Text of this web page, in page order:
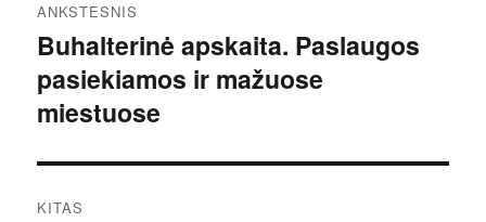
tarp
įrašų
ANKSTESNIS
Ankstesnis
įrašas:
Buhalterinė apskaita. Paslaugos
pasiekiamos ir mažuose
miestuose
KITAS